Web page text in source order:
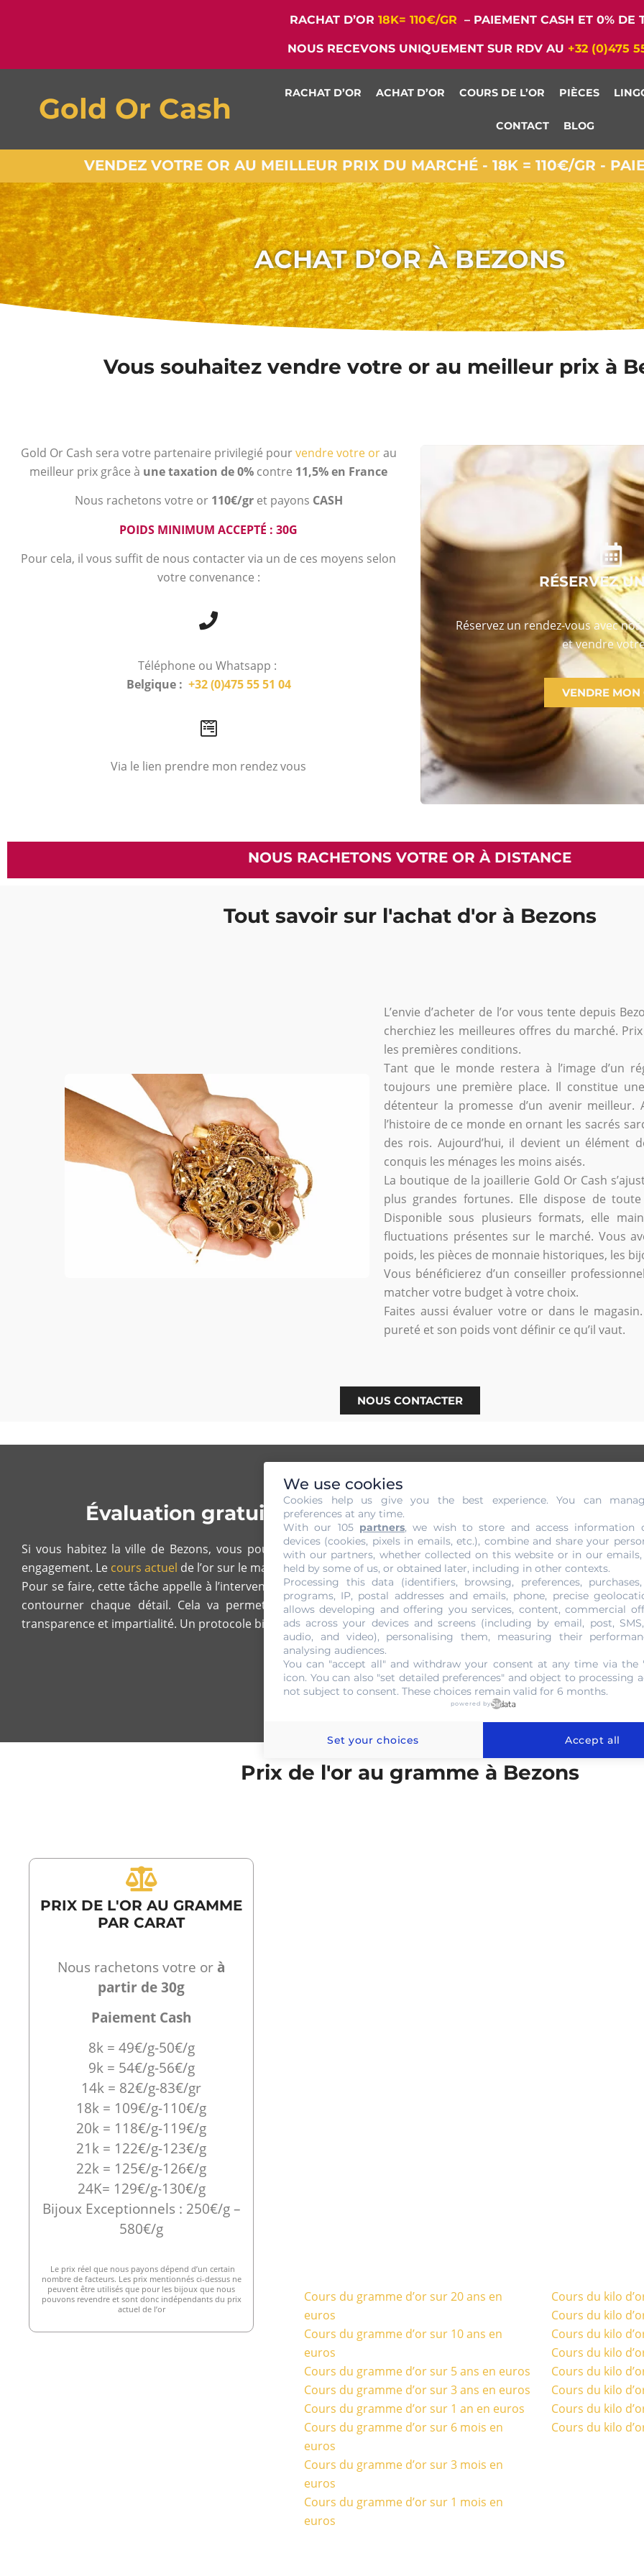
RACHAT D’OR 18K= 110€/GR – PAIEMENT CASH ET 0% DE
NOUS RECEVONS UNIQUEMENT SUR RDV AU +32 (0)475
Gold Or Cash RACHAT D’OR ACHAT D’OR COURS DE L’OR PIÈCES
CONTACT BLOG
VENDEZ VOTRE OR AU MEILLEUR PRIX DU MARCHÉ - 18K = 110€/GR -
ACHAT D’OR À BEZONS
Vous souhaitez vendre votre or au meilleur prix à
Gold Or Cash sera votre partenaire privilegié pourvendre votre orau
meilleur prix grâce à une taxation de 0% contre 11,5% en France
Nous rachetons votre or 110€/gr et payons CASH
POIDS MINIMUM ACCEPTÉ : 30G
Pour cela, il vous suffit de nous contacter via un de ces moyens selon
votre convenance :
Téléphone ou Whatsapp :
Belgique : +32 (0)475 55 51 04
Via le lien prendre mon rendez vous
RÉSERVEZ
Réservez un rendez-vous avec
et vendre
VENDRE MON
NOUS RACHETONS VOTRE OR À DISTANCE
Tout savoir sur l'achat d'or à Bezons
L’envie d’acheter de l’or vous tente depuis
cherchiez les meilleures offres du marché.
les premières conditions.
Tant que le monde restera à l’image d’un
toujours une première place. Il constitue
détenteur la promesse d’un avenir
l’histoire de ce monde en ornant les sacrés
des rois. Aujourd’hui, il devient un élément
conquis les ménages les moins aisés.
La boutique de la joaillerie Gold Or Cash
plus grandes fortunes. Elle dispose de
Disponible sous plusieurs formats, elle
fluctuations présentes sur le marché. Vous
poids, les pièces de monnaie historiques, les
Vous bénéficierez d’un conseiller
matcher votre budget à votre choix.
Faites aussi évaluer votre or dans le
pureté et son poids vont définir ce qu’il vaut.
NOUS CONTACTER
Évaluation gratuite et sans Engagement de votre Or
Si vous habitez la ville de Bezons, vous pouvez faire évaluer votre or auprès de la joaillerie Gold Or Cash.
engagement. Le cours actuel de l’or sur le marché sera tenu compte, afin d’apposer un coût estimatif juste.
Pour se faire, cette tâche appelle à l’intervention des techniciens spécialistes. Ils vont passer au déchiffrage de
contourner chaque détail. Cela va permettre de mettre à nu les contrefaçons. Chaque phase
transparence et impartialité. Un protocole bien défini est utilisé par les experts pour faire aboutir ce projet.
NOUS CONTACTER
Prix de l'or au gramme à Bezons
PRIX DE L'OR AU GRAMME
PAR CARAT
Nous rachetons votre orà
partir de 30g
Paiement Cash
8k = 49€/g-50€/g
9k = 54€/g-56€/g
14k = 82€/g-83€/gr
18k = 109€/g-110€/g
20k = 118€/g-119€/g
21k = 122€/g-123€/g
22k = 125€/g-126€/g
24K= 129€/g-130€/g
Bijoux Exceptionnels : 250€/g –
580€/g
Le prix réel que nous payons dépend d’un certain
nombre de facteurs. Les prix mentionnés ci-dessus ne
peuvent être utilisés que pour les bijoux que nous
pouvons revendre et sont donc indépendants du prix
actuel de l’or
Cours du gramme d’or sur 20 ans en
euros
Cours du gramme d’or sur 10 ans en
euros
Cours du gramme d’or sur 5 ans en euros
Cours du gramme d’or sur 3 ans en euros
Cours du gramme d’or sur 1 an en euros
Cours du gramme d’or sur 6 mois en
euros
Cours du gramme d’or sur 3 mois en
euros
Cours du gramme d’or sur 1 mois en
euros
Cours du kilo
Cours du kilo
Cours du kilo
Cours du kilo
Cours du kilo
Cours du kilo
Cours du kilo
Cours du kilo
We use cookies
Cookies help us give you the best experience. You can
preferences at any time.
With our 105 partners, we wish to store and access information
devices (cookies, pixels in emails, etc.), combine and share your
with our partners, whether collected on this website or in our emails,
held by some of us, or obtained later, including in other contexts.
Processing this data (identifiers, browsing, preferences,
programs, IP, postal addresses and emails, phone, precise
allows developing and offering you services, content, commercial
ads across your devices and screens (including by email, post,
audio, and video), personalising them, measuring their
analysing audiences.
You can "accept all" and withdraw your consent at any time via the
icon. You can also "set detailed preferences" and object to processing
not subject to consent. These choices remain valid for 6 months.
powered by
Set your choices Accept all